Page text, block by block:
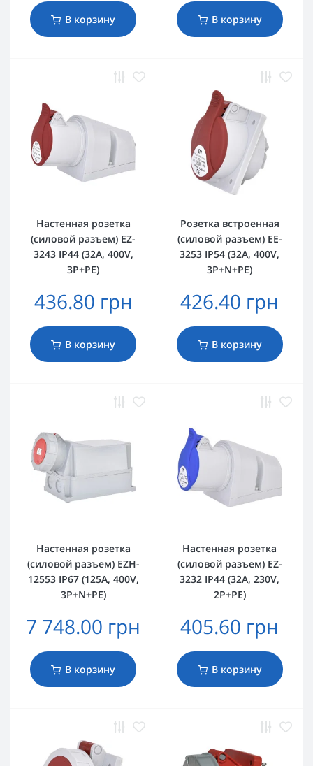
В корзину В корзину
Настенная розетка
(силовой разъем) EZ-
3243 IP44 (32A, 400V,
3P+PE)
436.80 грн
В корзину
Розетка встроенная
(силовой разъем) EE-
3253 IP54 (32A, 400V,
3P+N+PE)
426.40 грн
В корзину
Настенная розетка
(силовой разъем) EZH-
12553 IP67 (125A, 400V,
3P+N+PE)
7 748.00 грн
В корзину
Настенная розетка
(силовой разъем) EZ-
3232 IP44 (32A, 230V,
2P+PE)
405.60 грн
В корзину